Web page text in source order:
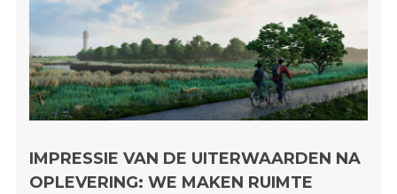
IMPRESSIE VAN DE UITERWAARDEN NA
OPLEVERING: WE MAKEN RUIMTE